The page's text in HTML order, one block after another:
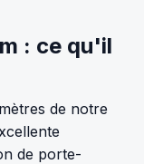
: ce qu'il
de notre
de porte-